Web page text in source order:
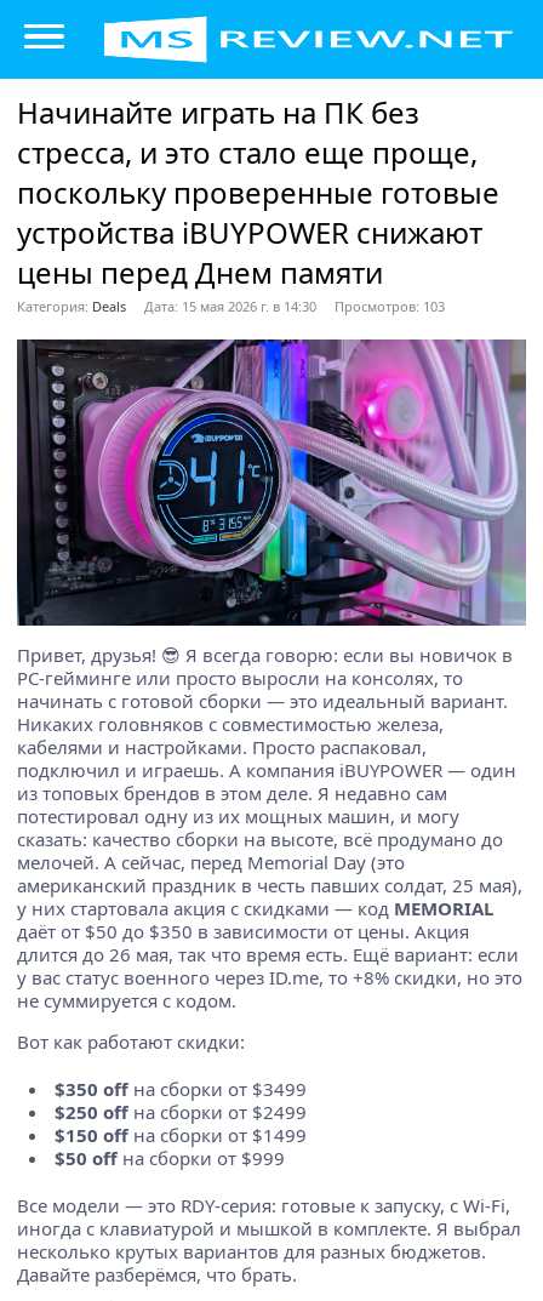
Начинайте играть на ПК без
стресса, и это стало еще проще,
поскольку проверенные готовые
устройства iBUYPOWER снижают
цены перед Днем памяти
Категория: Deals Дата: 15 мая 2026 г. в 14:30 Просмотров: 103
Привет, друзья! 😎 Я всегда говорю: если вы новичок в
PC-гейминге или просто выросли на консолях, то
начинать с готовой сборки — это идеальный вариант.
Никаких головняков с совместимостью железа,
кабелями и настройками. Просто распаковал,
подключил и играешь. А компания iBUYPOWER — один
из топовых брендов в этом деле. Я недавно сам
потестировал одну из их мощных машин, и могу
сказать: качество сборки на высоте, всё продумано до
мелочей. А сейчас, перед Memorial Day (это
американский праздник в честь павших солдат, 25 мая),
у них стартовала акция с скидками — код MEMORIAL
даёт от $50 до $350 в зависимости от цены. Акция
длится до 26 мая, так что время есть. Ещё вариант: если
у вас статус военного через ID.me, то +8% скидки, но это
не суммируется с кодом.
Вот как работают скидки:
$350 off на сборки от $3499
$250 off на сборки от $2499
$150 off на сборки от $1499
$50 off на сборки от $999
Все модели — это RDY-серия: готовые к запуску, с Wi-Fi,
иногда с клавиатурой и мышкой в комплекте. Я выбрал
несколько крутых вариантов для разных бюджетов.
Давайте разберёмся, что брать.